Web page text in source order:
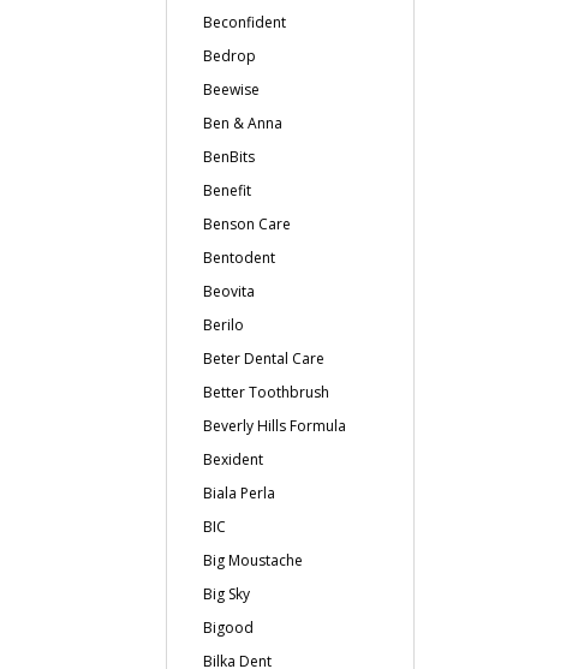
Beconfident
Bedrop
Beewise
Ben & Anna
BenBits
Benefit
Benson Care
Bentodent
Beovita
Berilo
Beter Dental Care
Better Toothbrush
Beverly Hills Formula
Bexident
Biala Perla
BIC
Big Moustache
Big Sky
Bigood
Bilka Dent